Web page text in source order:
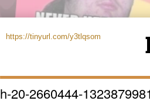
https://tinyurl.com/y3tlqsom
h-20-2660444-